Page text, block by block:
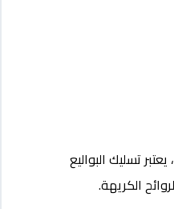
تسليك البواليع
الكريهة.